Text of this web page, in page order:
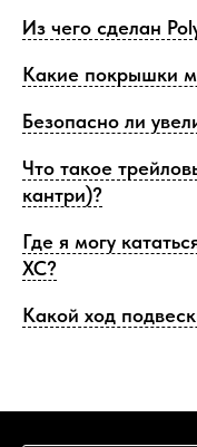
Из чего сделан
Какие покрышки
Безопасно ли
Что такое
кантри)?
Где я могу
XC?
Какой ход